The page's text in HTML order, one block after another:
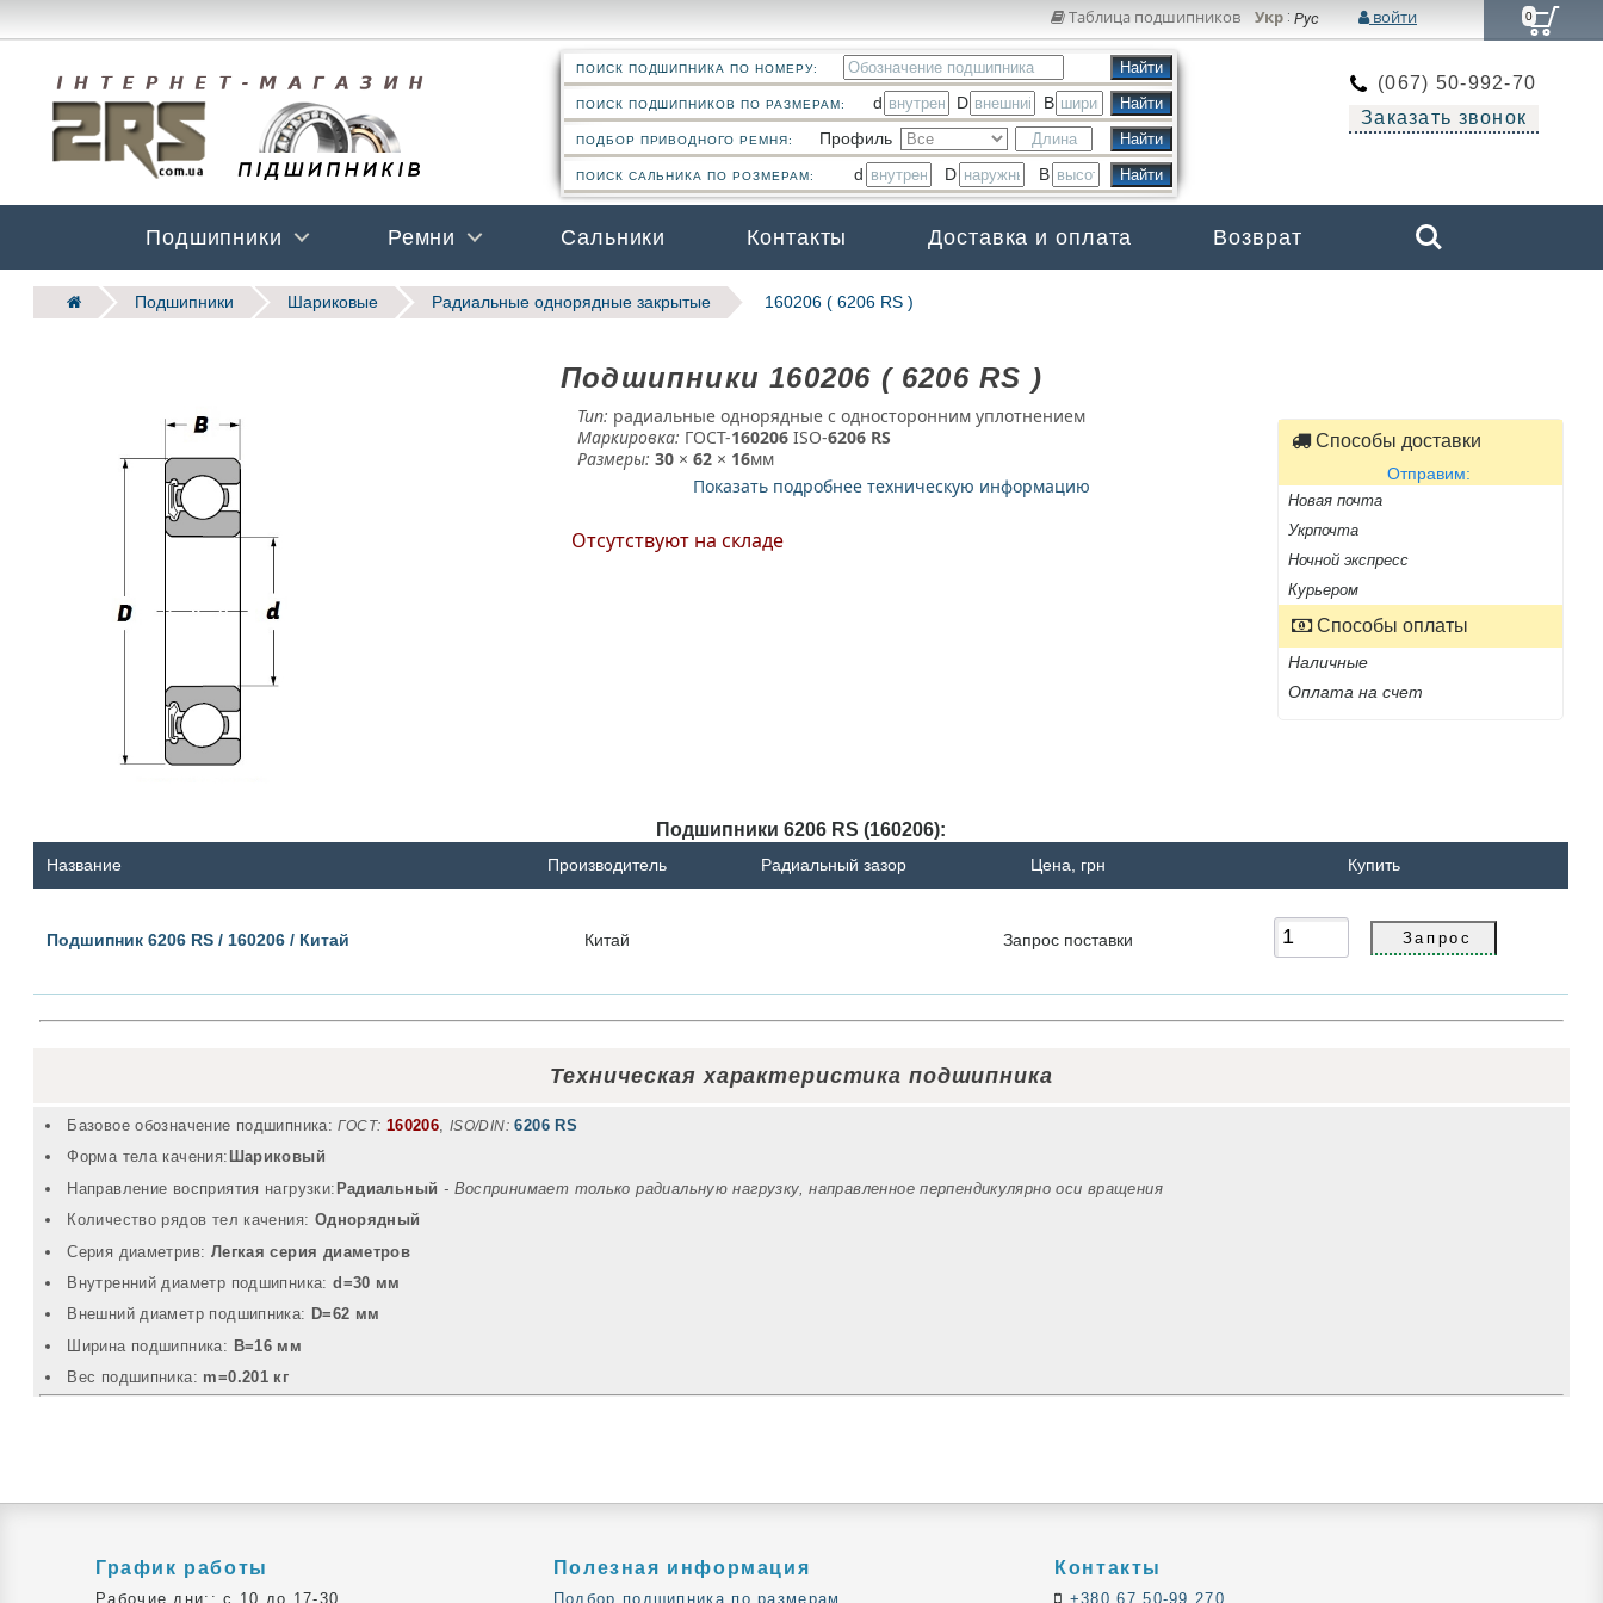
Таблица подшипников Укр: Рус войти
(067) 50-992-70
Заказать звонок
ПОИСК ПОДШИПНИКА ПО НОМЕРУ:
ПОИСК ПОДШИПНИКОВ ПО РАЗМЕРАМ: d D B
ПОДБОР ПРИВОДНОГО РЕМНЯ: Профиль
ПОИСК САЛЬНИКА ПО РОЗМЕРАМ: d D B
Подшипники Ремни Сальники Контакты Доставка и оплата Возврат
Search
0
Подшипники Шариковые Радиальные однорядные закрытые 160206 ( 6206 RS )
Подшипники 160206 ( 6206 RS )
Тип: радиальные однорядные с односторонним уплотнением
Маркировка: ГОСТ-160206­ ISO-6206 RS
Размеры: 30× 62× 16мм
Показать подробнее техническую информацию
Отсутствуют на складе
Способы доставки
Отправим:
Новая почта
Укрпочта
Ночной экспресс
Курьером
Способы оплаты
Наличные
Оплата на счет
Подшипники 6206 RS (160206):
Название Производитель Радиальный зазор Цена, грн Купить
Подшипник 6206 RS / 160206 / Китай Китай Запрос поставки
Техническая характеристика подшипника
Базовое обозначение подшипника: ГОСТ: 160206, ISO/DIN: 6206 RS
Форма тела качения: Шариковый
Направление восприятия нагрузки: Радиальный - Воспринимает только радиальную нагрузку, направленное перпендикулярно оси вращения
Количество рядов тел качения: Однорядный
Серия диаметрив: Легкая серия диаметров
Внутренний диаметр подшипника:d=30 мм
Внешний диаметр подшипника: D=62 мм
Ширина подшипника: B=16 мм
Вec подшипника: m=0.201 кг
График работы
Рабочие дни:: c 10 до 17-30
Полезная информация
Подбор подшипника по размерам
Контакты
+380 67 50-99 270